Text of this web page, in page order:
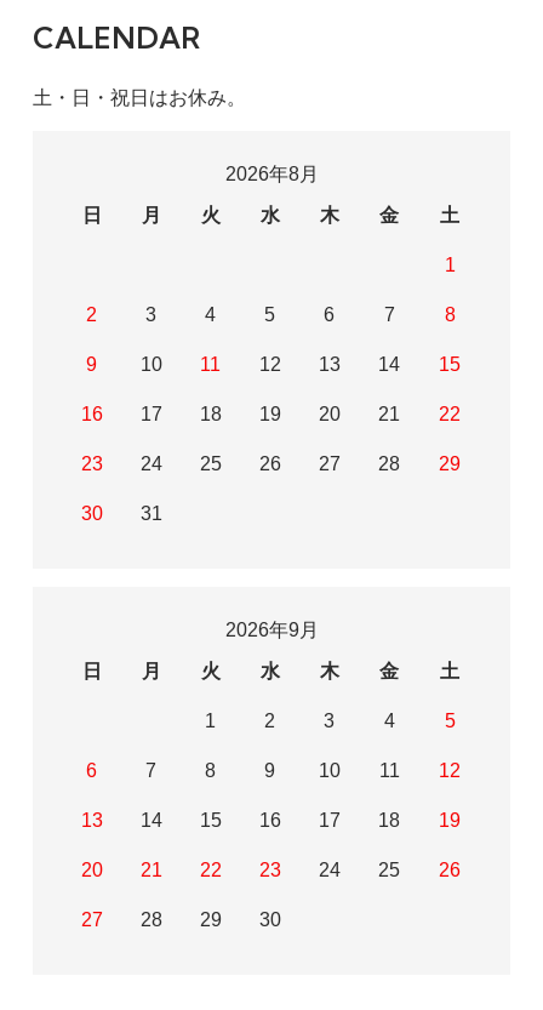
CALENDAR
土・日・祝日はお休み。
2026年8月
日
月 火 水 木 金 土
1
2 3 4 5 6 7 8
9 10 11 12 13 14 15
16 17 18 19 20 21 22
23 24 25 26 27 28 29
30 31
2026年9月
日
月 火 水 木 金 土
1 2 3 4 5
6 7 8 9 10 11 12
13 14 15 16 17 18 19
20 21 22 23 24 25 26
27 28 29 30